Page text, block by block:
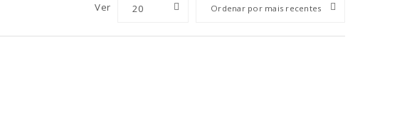
Ordenar por mais recentes
Ver 20